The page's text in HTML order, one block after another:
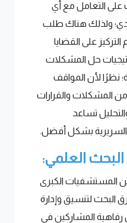
التعامل مع أي
ولذلك هناك طلب
على القضايا
حل المشكلات
نظرًا لأن المواقف
المشكلات والقرارات
تساعد
السريرية بشكل أفضل.
العلمي:
المستشفيات الكبرى
البحث لتنسيق وإدارة
رفاهية المشاركين في